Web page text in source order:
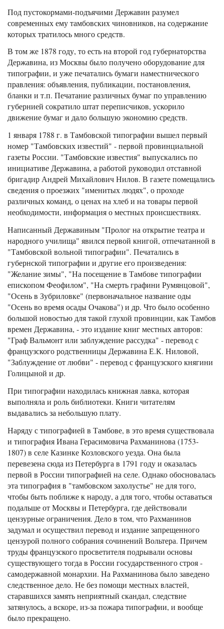
Под пустокормами-подъячими Державин разумел
современных ему тамбовских чиновников, на содержание
которых тратилось много средств.
В том же 1878 году, то есть на второй год губернаторства
Державина, из Москвы было получено оборудование для
типографии, и уже печатались бумаги наместнического
правления: объявления, публикации, постановления,
бланки и т.п. Печатание различных бумаг по управлению
губернией сократило штат переписчиков, ускорило
движение бумаг и дало большую экономию средств.
1 января 1788 г. в Тамбовской типографии вышел первый
номер "Тамбовских известий" - первой провинциальной
газеты России. "Тамбовские известия" выпускались по
инициативе Державина, а работой руководил отставной
бригадир Андрей Михайлович Нилов. В газете помещались
сведения о проезжих "именитых людях", о проходе
различных команд, о ценах на хлеб и на товары первой
необходимости, информация о местных происшествиях.
Написанный Державиным "Пролог на открытие театра и
народного училища" явился первой книгой, отпечатанной в
"Тамбовской вольной типографии". Печатались в
губернской типографии и другие его произведения:
"Желание зимы", "На посещение в Тамбове типографии
епископом Феофилом", "На смерть графини Румянцовой",
"Осень в Зубриловке" (первоначальное название оды
"Осень во время осады Очакова") и др. Что было особенно
большой новостью для такой глухой провинции, как Тамбов
времен Державина, - это издание книг местных авторов:
"Граф Вальмонт или заблуждение рассудка" - перевод с
французского родственницы Державина Е.К. Ниловой,
"Заблуждение от любви" - перевод с французского княгини
Голицыной и др.
При типографии находилась книжная лавка, которая
выполняла и роль библиотеки. Книги читателям
выдавались за небольшую плату.
Наряду с типографией в Тамбове, в это время существовала
и типография Ивана Герасимовича Рахманинова (1753-
1807) в селе Казинке Козловского уезда. Она была
перевезена сюда из Петербурга в 1791 году и оказалась
первой в России типографией на селе. Однако обосновалась
эта типография в "тамбовском захолустье" не для того,
чтобы быть поближе к народу, а для того, чтобы оставаться
подальше от Москвы и Петербурга, где действовали
цензурные ограничения. Дело в том, что Рахманинов
задумал и осуществил перевод и издание запрещенного
цензурой полного собрания сочинений Вольтера. Причем
труды французского просветителя подрывали основы
существующего тогда в России государственного строя -
самодержавной монархии. На Рахманинова было заведено
следственное дело. Не без помощи местных властей,
старавшихся замять неприятный скандал, следствие
затянулось, а вскоре, из-за пожара типографии, и вообще
было прекращено.